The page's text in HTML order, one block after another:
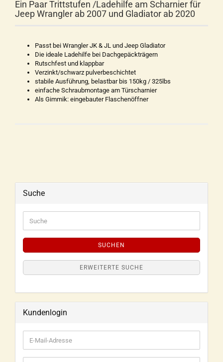
Ein Paar Trittstufen /Ladehilfe am Scharnier für
Jeep Wrangler ab 2007 und Gladiator ab 2020
Passt bei Wrangler JK & JL und Jeep Gladiator
Die ideale Ladehilfe bei Dachgepäckträgern
Rutschfest und klappbar
Verzinkt/schwarz pulverbeschichtet
stabile Ausführung, belastbar bis 150kg / 325lbs
einfache Schraubmontage am Türscharnier
Als Gimmik: eingebauter Flaschenöffner
Suche
SUCHEN
ERWEITERTE SUCHE
Kundenlogin